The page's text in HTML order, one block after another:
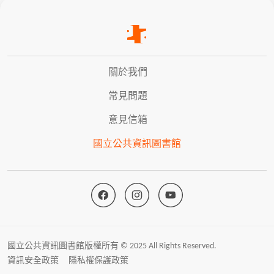
關於我們
常見問題
意見信箱
國立公共資訊圖書館
國立公共資訊圖書館版權所有 © 2025 All Rights Reserved.
資訊安全政策
隱私權保護政策